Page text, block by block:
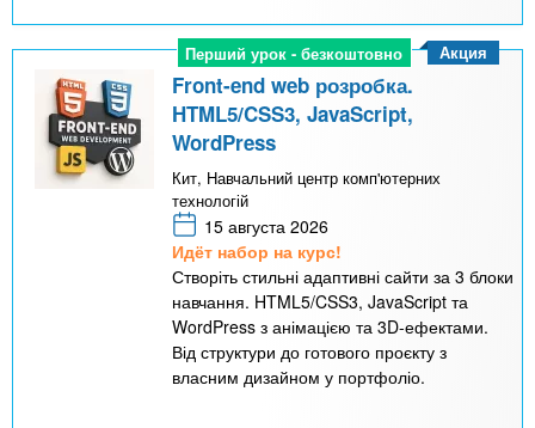
Перший урок - безкоштовно
Перший урок - безкоштовно
Front-end web розробка.
HTML5/CSS3, JavaScript,
WordPress
Кит, Навчальний центр комп'ютерних
технологій
15 августа 2026
Идёт набор на курс!
Створіть стильні адаптивні сайти за 3 блоки
навчання. HTML5/CSS3, JavaScript та
WordPress з анімацією та 3D-ефектами.
Від структури до готового проєкту з
власним дизайном у портфоліо.
Акция